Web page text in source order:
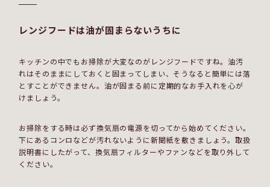
レンジフードは油が固まらないうちに
キッチンの中でもお掃除が大変なのがレンジフードですね。油汚
れはそのままにしておくと固まってしまい、そうなると簡単には落
とすことができません。油が固まる前に定期的なお手入れを心が
けましょう。
お掃除をする時は必ず換気扇の電源を切ってから始めてください。
下にあるコンロなどが汚れないように新聞紙を敷きましょう。取扱
説明書にしたがって、換気扇フィルターやファンなどを取り外して
ください。